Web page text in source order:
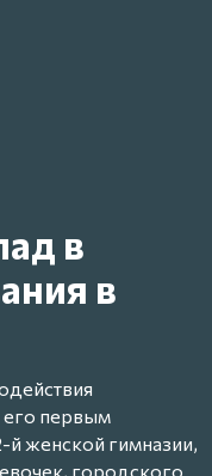
в
в
первым
й женской гимназии,
городского